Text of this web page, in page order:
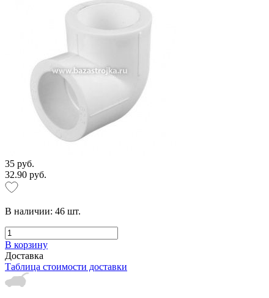
35 руб.
32.90 руб.
В наличии: 46 шт.
В корзину
Доставка
Таблица стоимости доставки